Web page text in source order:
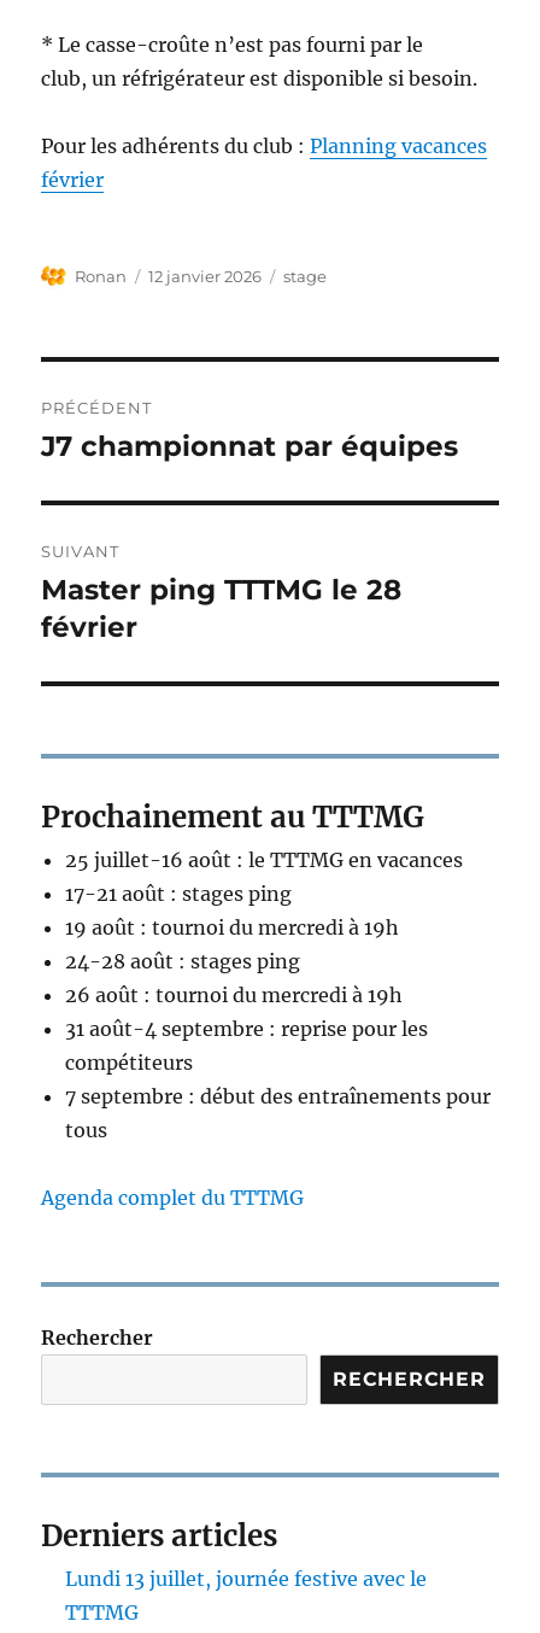
* Le casse-croûte n’est pas fourni par le
club, un réfrigérateur est disponible si besoin.
Pour les adhérents du club :Planning vacances
février
Auteur
Ronan
Publié
12 janvier 2026 Étiquettes
stage
de
PRÉCÉDENT
Publication
J7 championnat par équipes
SUIVANT
Publication
suivante :
Master ping TTTMG le 28
février
Prochainement au TTTMG
25 juillet-16 août : le TTTMG en vacances
17-21 août : stages ping
19 août : tournoi du mercredi à 19h
24-28 août : stages ping
26 août : tournoi du mercredi à 19h
31 août-4 septembre : reprise pour les
compétiteurs
7 septembre : début des entraînements pour
tous
Agenda complet du TTTMG
Rechercher
RECHERCHER
Derniers articles
Lundi 13 juillet, journée festive avec le
TTTMG